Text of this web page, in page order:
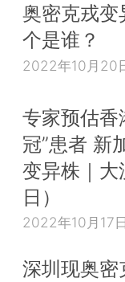
奥密克戎
个是谁？
2022年10月20
专家预估香
冠”患者 新
变异株｜大
日）
2022年10月17日
深圳现奥密